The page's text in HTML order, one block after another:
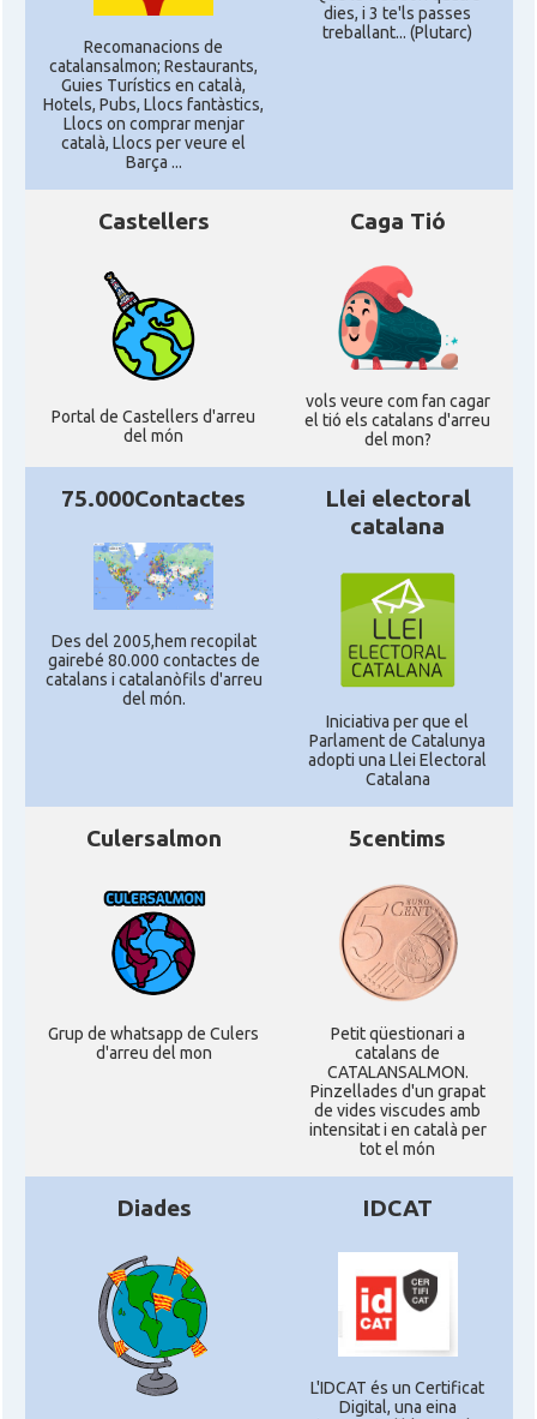
Recomanacions de
catalansalmon; Restaurants,
Guies Turístics en català,
Hotels, Pubs, Llocs fantàstics,
Llocs on comprar menjar
català, Llocs per veure el
Barça ...
dies, i 3 te'ls passes
treballant... (Plutarc)
Castellers
Portal de Castellers d'arreu
del món
Caga Tió
vols veure com fan cagar
el tió els catalans d'arreu
del mon?
75.000Contactes
Des del 2005,hem recopilat
gairebé 80.000 contactes de
catalans i catalanòfils d'arreu
del món.
Llei electoral
catalana
Iniciativa per que el
Parlament de Catalunya
adopti una Llei Electoral
Catalana
Culersalmon
Grup de whatsapp de Culers
d'arreu del mon
5centims
Petit qüestionari a
catalans de
CATALANSALMON.
Pinzellades d'un grapat
de vides viscudes amb
intensitat i en català per
tot el món
Diades IDCAT
L'IDCAT és un Certificat
Digital, una eina